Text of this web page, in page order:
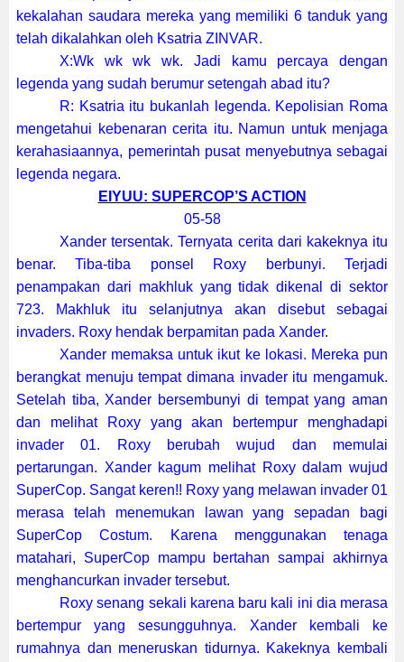
kekalahan saudara mereka yang memiliki 6 tanduk yang
telah dikalahkan oleh Ksatria ZINVAR.
X:Wk wk wk wk. Jadi kamu percaya dengan
legenda yang sudah berumur setengah abad itu?
R: Ksatria itu bukanlah legenda. Kepolisian Roma
mengetahui kebenaran cerita itu. Namun untuk menjaga
kerahasiaannya, pemerintah pusat menyebutnya sebagai
legenda negara.
EIYUU: SUPERCOP’S ACTION
05-58
Xander tersentak. Ternyata cerita dari kakeknya itu
benar. Tiba-tiba ponsel Roxy berbunyi. Terjadi
penampakan dari makhluk yang tidak dikenal di sektor
723. Makhluk itu selanjutnya akan disebut sebagai
invaders. Roxy hendak berpamitan pada Xander.
Xander memaksa untuk ikut ke lokasi. Mereka pun
berangkat menuju tempat dimana invader itu mengamuk.
Setelah tiba, Xander bersembunyi di tempat yang aman
dan melihat Roxy yang akan bertempur menghadapi
invader 01. Roxy berubah wujud dan memulai
pertarungan. Xander kagum melihat Roxy dalam wujud
SuperCop. Sangat keren!! Roxy yang melawan invader 01
merasa telah menemukan lawan yang sepadan bagi
SuperCop Costum. Karena menggunakan tenaga
matahari, SuperCop mampu bertahan sampai akhirnya
menghancurkan invader tersebut.
Roxy senang sekali karena baru kali ini dia merasa
bertempur yang sesungguhnya. Xander kembali ke
rumahnya dan meneruskan tidurnya. Kakeknya kembali